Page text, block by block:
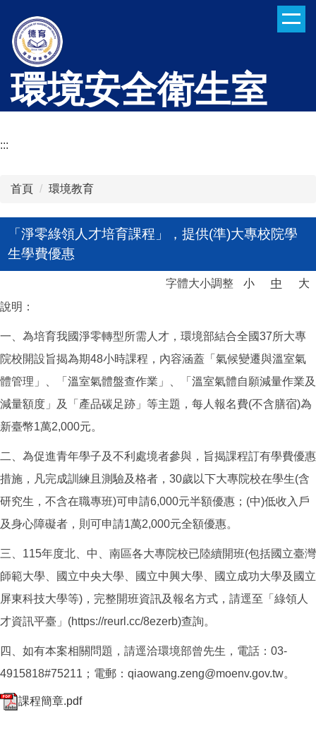
到
主
內
容
區
環境安全衛生室
:::
首頁 環境教育
「淨零綠領人才培育課程」，提供(準)大專校院學
生學費優惠
字體大小調整 小 中
大
說明：
一、為培育我國淨零轉型所需人才，環境部結合全國37所大專
院校開設旨揭為期48小時課程，內容涵蓋「氣候變遷與溫室氣
體管理」、「溫室氣體盤查作業」、「溫室氣體自願減量作業及
減量額度」及「產品碳足跡」等主題，每人報名費(不含膳宿)為
新臺幣1萬2,000元。
二、為促進青年學子及不利處境者參與，旨揭課程訂有學費優惠
措施，凡完成訓練且測驗及格者，30歲以下大專院校在學生(含
研究生，不含在職專班)可申請6,000元半額優惠；(中)低收入戶
及身心障礙者，則可申請1萬2,000元全額優惠。
三、115年度北、中、南區各大專院校已陸續開班(包括國立臺灣
師範大學、國立中央大學、國立中興大學、國立成功大學及國立
屏東科技大學等)，完整開班資訊及報名方式，請逕至「綠領人
才資訊平臺」(https://reurl.cc/8ezerb)查詢。
四、如有本案相關問題，請逕洽環境部曾先生，電話：03-
4915818#75211；電郵：qiaowang.zeng@moenv.gov.tw。
課程簡章.pdf